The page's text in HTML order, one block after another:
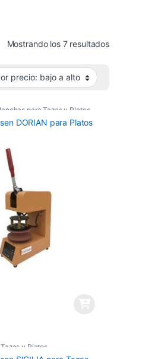
Mostrando los 7 resultadosOrdenado
para Tazas y Platos
DORIAN para Platos
y Platos